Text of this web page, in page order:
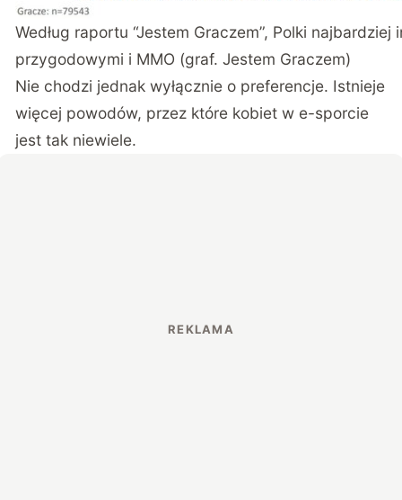
Według raportu “Jestem Graczem”, Polki najbardziej
przygodowymi i MMO (graf. Jestem Graczem)
Nie chodzi jednak wyłącznie o preferencje. Istnieje
więcej powodów, przez które kobiet w e-sporcie
jest tak niewiele.